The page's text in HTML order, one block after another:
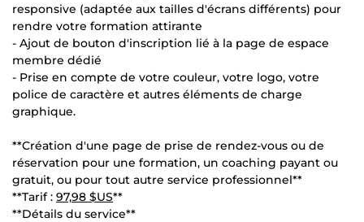
responsive (adaptée aux tailles d'écrans différents) pour
rendre votre formation attirante
- Ajout de bouton d'inscription lié à la page de espace
membre dédié
- Prise en compte de votre couleur, votre logo, votre
police de caractère et autres éléments de charge
graphique.
**Création d'une page de prise de rendez-vous ou de
réservation pour une formation, un coaching payant ou
gratuit, ou pour tout autre service professionnel**
**Tarif : 97,98 $US**
**Détails du service**